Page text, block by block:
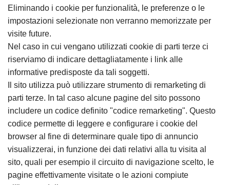
Eliminando i cookie per funzionalità, le preferenze o le
impostazioni selezionate non verranno memorizzate per
visite future.
Nel caso in cui vengano utilizzati cookie di parti terze ci
riserviamo di indicare dettagliatamente i link alle
informative predisposte da tali soggetti.
Il sito utilizza può utilizzare strumento di remarketing di
parti terze. In tal caso alcune pagine del sito possono
includere un codice definito "codice remarketing". Questo
codice permette di leggere e configurare i cookie del
browser al fine di determinare quale tipo di annuncio
visualizzerai, in funzione dei dati relativi alla tu visita al
sito, quali per esempio il circuito di navigazione scelto, le
pagine effettivamente visitate o le azioni compiute